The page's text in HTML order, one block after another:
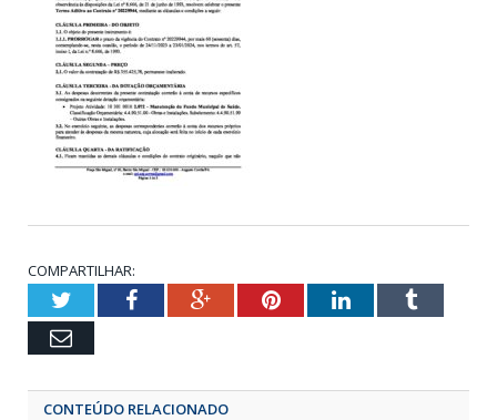
COMPARTILHAR:
TwitterFacebookGoogle+Pinterest
LinkedIn
Email
CONTEÚDO RELACIONADO